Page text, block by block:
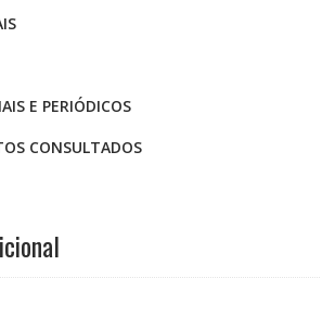
FINAIS
E PERIÓDICOS
CONSULTADOS